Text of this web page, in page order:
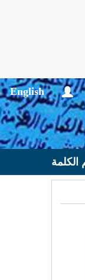
English
الكلمة